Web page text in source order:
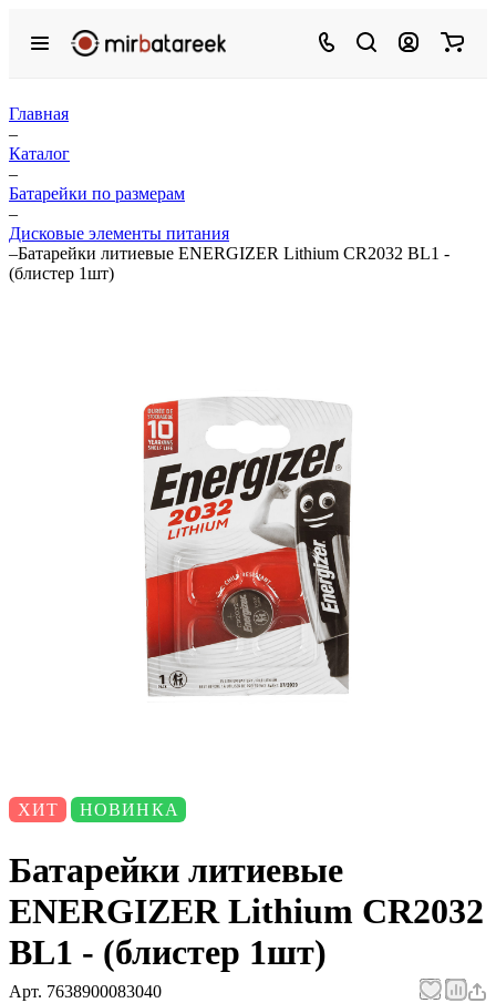
Главная
–
Каталог
–
Батарейки по размерам
–
Дисковые элементы питания
–Батарейки литиевые ENERGIZER Lithium CR2032 BL1 -
(блистер 1шт)
ХИТ НОВИНКА
Батарейки литиевые
ENERGIZER Lithium CR2032
BL1 - (блистер 1шт)
Арт. 7638900083040